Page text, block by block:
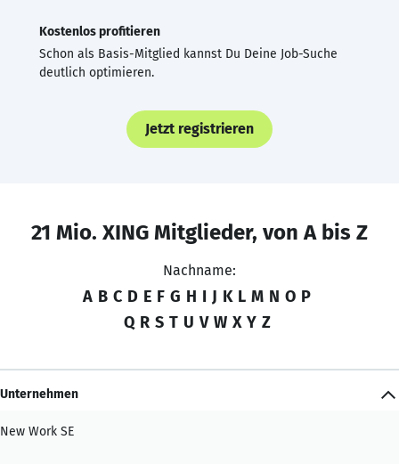
Kostenlos profitieren
Schon als Basis-Mitglied kannst Du Deine Job-Suche
deutlich optimieren.
Jetzt registrieren
21 Mio. XING Mitglieder, von A bis Z
Nachname:
A B C D E F G H I J K L M N O P
Q R S T U V W X Y Z
Unternehmen
New Work SE